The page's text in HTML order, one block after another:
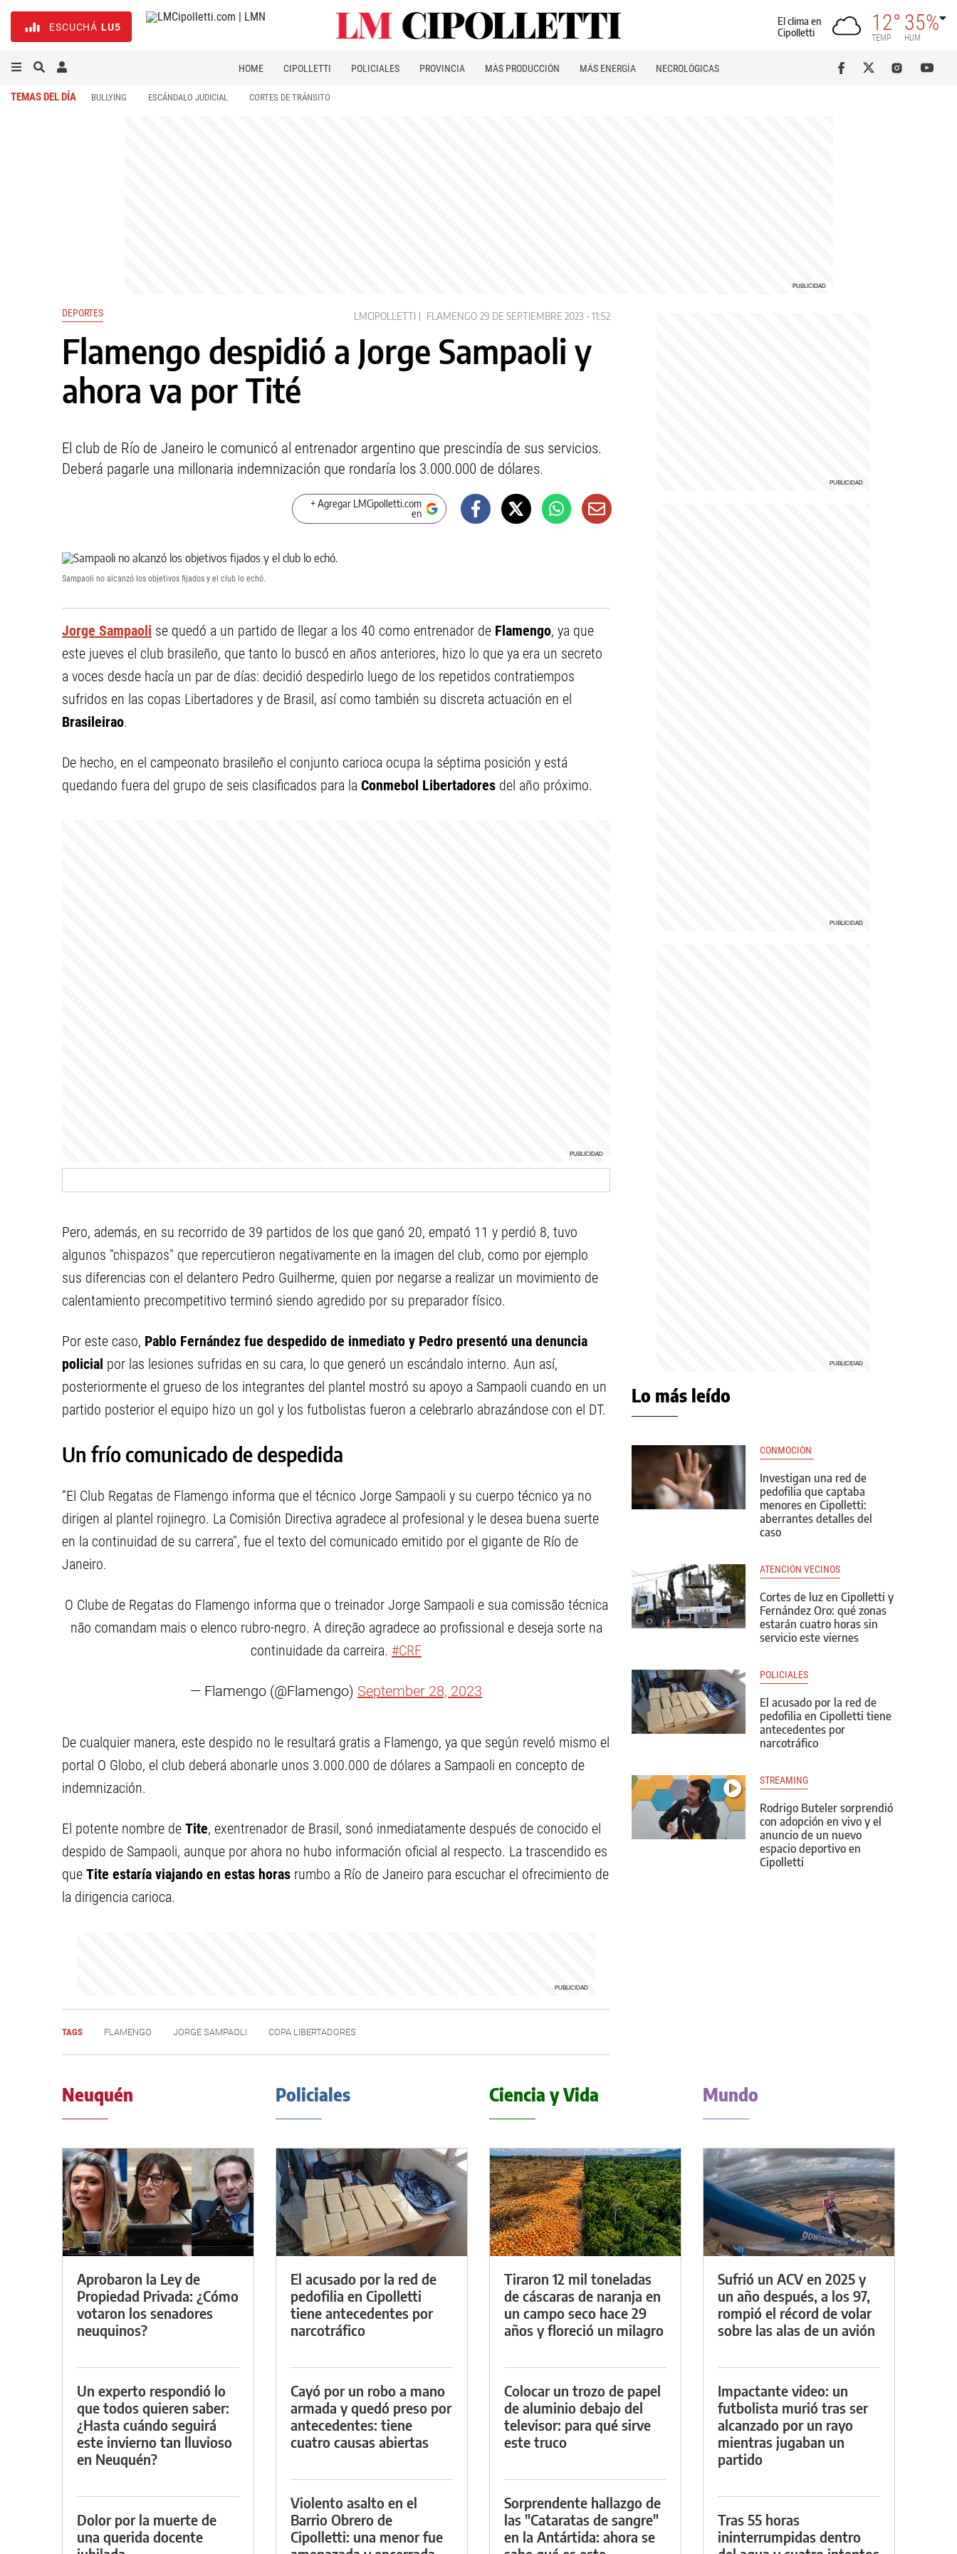
ESCUCHÁ LU5
El clima en
Cipolletti
12°
TEMP
35%
HUM
HOME CIPOLLETTI POLICIALES PROVINCIA MÁS PRODUCCIÓN MÁS ENERGÍA NECROLÓGICAS
TEMAS DEL DÍA BULLYING ESCÁNDALO JUDICIAL CORTES DE TRÁNSITO
DEPORTES LMCIPOLLETTI FLAMENGO 29 DE SEPTIEMBRE 2023 - 11:52
Flamengo despidió a Jorge Sampaoli y
ahora va por Tité
El club de Río de Janeiro le comunicó al entrenador argentino que prescindía de sus servicios.
Deberá pagarle una millonaria indemnización que rondaría los 3.000.000 de dólares.
+ Agregar LMCipolletti.com
en
Sampaoli no alcanzó los objetivos fijados y el club lo echó.
Jorge Sampaoli se quedó a un partido de llegar a los 40 como entrenador de Flamengo, ya que
este jueves el club brasileño, que tanto lo buscó en años anteriores, hizo lo que ya era un secreto
a voces desde hacía un par de días: decidió despedirlo luego de los repetidos contratiempos
sufridos en las copas Libertadores y de Brasil, así como también su discreta actuación en el
Brasileirao.
De hecho, en el campeonato brasileño el conjunto carioca ocupa la séptima posición y está
quedando fuera del grupo de seis clasificados para la Conmebol Libertadores del año próximo.
Pero, además, en su recorrido de 39 partidos de los que ganó 20, empató 11 y perdió 8, tuvo
algunos "chispazos" que repercutieron negativamente en la imagen del club, como por ejemplo
sus diferencias con el delantero Pedro Guilherme, quien por negarse a realizar un movimiento de
calentamiento precompetitivo terminó siendo agredido por su preparador físico.
Por este caso, Pablo Fernández fue despedido de inmediato y Pedro presentó una denuncia
policial por las lesiones sufridas en su cara, lo que generó un escándalo interno. Aun así,
posteriormente el grueso de los integrantes del plantel mostró su apoyo a Sampaoli cuando en un
partido posterior el equipo hizo un gol y los futbolistas fueron a celebrarlo abrazándose con el DT.
Un frío comunicado de despedida
“El Club Regatas de Flamengo informa que el técnico Jorge Sampaoli y su cuerpo técnico ya no
dirigen al plantel rojinegro. La Comisión Directiva agradece al profesional y le desea buena suerte
en la continuidad de su carrera", fue el texto del comunicado emitido por el gigante de Río de
Janeiro.
O Clube de Regatas do Flamengo informa que o treinador Jorge Sampaoli e sua comissão técnica
não comandam mais o elenco rubro-negro. A direção agradece ao profissional e deseja sorte na
continuidade da carreira. #CRF
— Flamengo (@Flamengo) September 28, 2023
De cualquier manera, este despido no le resultará gratis a Flamengo, ya que según reveló mismo el
portal O Globo, el club deberá abonarle unos 3.000.000 de dólares a Sampaoli en concepto de
indemnización.
El potente nombre de Tite, exentrenador de Brasil, sonó inmediatamente después de conocido el
despido de Sampaoli, aunque por ahora no hubo información oficial al respecto. La trascendido es
que Tite estaría viajando en estas horas rumbo a Río de Janeiro para escuchar el ofrecimiento de
la dirigencia carioca.
TAGS FLAMENGO JORGE SAMPAOLI COPA LIBERTADORES
Lo más leído
CONMOCIÓN
Investigan una red de
pedofilia que captaba
menores en Cipolletti:
aberrantes detalles del
caso
ATENCIÓN VECINOS
Cortes de luz en Cipolletti y
Fernández Oro: qué zonas
estarán cuatro horas sin
servicio este viernes
POLICIALES
El acusado por la red de
pedofilia en Cipolletti tiene
antecedentes por
narcotráfico
STREAMING
Rodrigo Buteler sorprendió
con adopción en vivo y el
anuncio de un nuevo
espacio deportivo en
Cipolletti
Neuquén
Aprobaron la Ley de
Propiedad Privada: ¿Cómo
votaron los senadores
neuquinos?
Un experto respondió lo
que todos quieren saber:
¿Hasta cuándo seguirá
este invierno tan lluvioso
en Neuquén?
Dolor por la muerte de
una querida docente
Policiales
El acusado por la red de
pedofilia en Cipolletti
tiene antecedentes por
narcotráfico
Cayó por un robo a mano
armada y quedó preso por
antecedentes: tiene
cuatro causas abiertas
Violento asalto en el
Barrio Obrero de
Cipolletti: una menor fue
Ciencia y Vida
Tiraron 12 mil toneladas
de cáscaras de naranja en
un campo seco hace 29
años y floreció un milagro
Colocar un trozo de papel
de aluminio debajo del
televisor: para qué sirve
este truco
Sorprendente hallazgo de
las "Cataratas de sangre"
en la Antártida: ahora se
Mundo
Sufrió un ACV en 2025 y
un año después, a los 97,
rompió el récord de volar
sobre las alas de un avión
Impactante video: un
futbolista murió tras ser
alcanzado por un rayo
mientras jugaban un
partido
Tras 55 horas
ininterrumpidas dentro